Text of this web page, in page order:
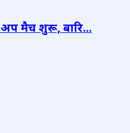
अप मैच शुरू, बारि...